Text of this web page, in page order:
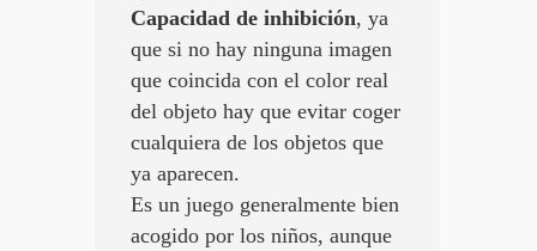
Capacidad de inhibición, ya
que si no hay ninguna imagen
que coincida con el color real
del objeto hay que evitar coger
cualquiera de los objetos que
ya aparecen.
Es un juego generalmente bien
acogido por los niños, aunque